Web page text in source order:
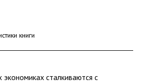
книги
сталкиваются с